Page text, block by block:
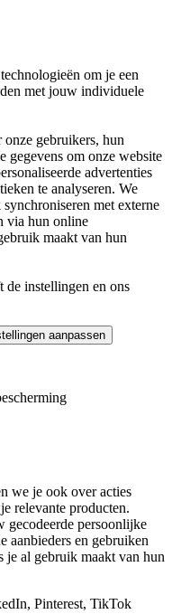
om je een
met jouw individuele
gebruikers, hun
gegevens om onze website
advertenties
te analyseren. We
met externe
via hun online
maakt van hun
de instellingen en ons
aanpassen
we je ook over acties
relevante producten.
gecodeerde persoonlijke
aanbieders en gebruiken
je al gebruik maakt van hun
Pinterest, TikTok